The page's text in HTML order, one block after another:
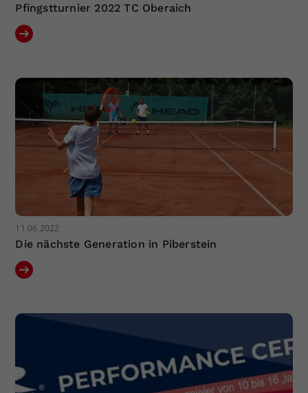
Pfingstturnier 2022 TC Oberaich
11.06.2022
Die nächste Generation in Piberstein